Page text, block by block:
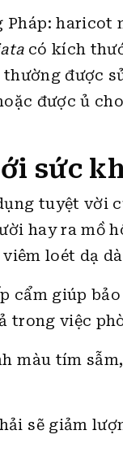
haricot
có kích
được
được ủ
sức
tuyệt vời
hay ra mồ
loét dạ
cẩm giúp
trong việc
màu tím
sẽ giảm